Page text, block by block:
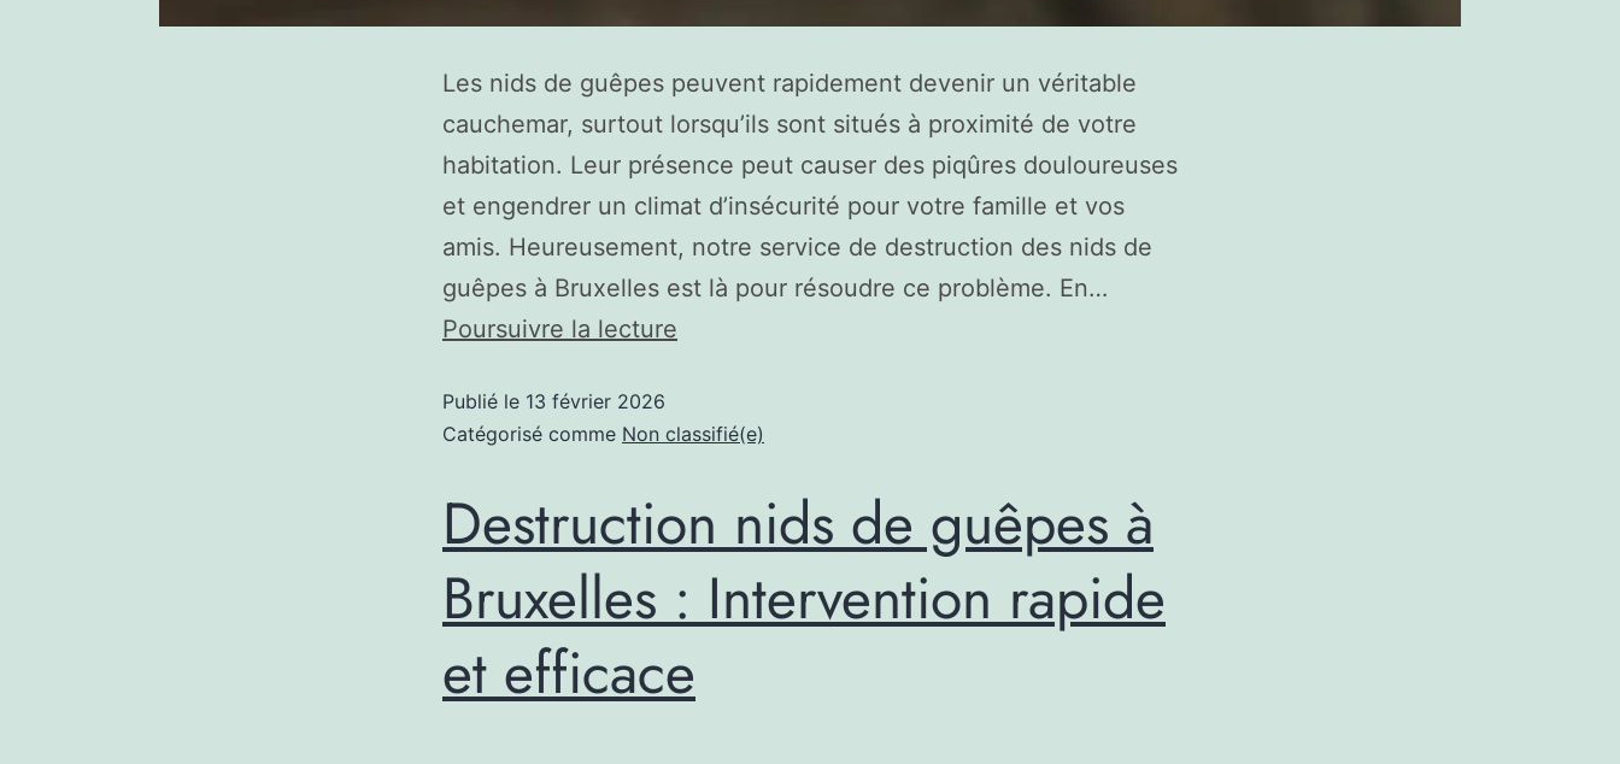
Les nids de guêpes peuvent rapidement devenir un véritable
cauchemar, surtout lorsqu’ils sont situés à proximité de votre
habitation. Leur présence peut causer des piqûres douloureuses
et engendrer un climat d’insécurité pour votre famille et vos
amis. Heureusement, notre service de destruction des nids de
guêpes à Bruxelles est là pour résoudre ce problème. En…
Poursuivre la lecture
Publié le 13 février 2026
Catégorisé comme Non classifié(e)
Destruction nids de guêpes à
Bruxelles : Intervention rapide
et efficace